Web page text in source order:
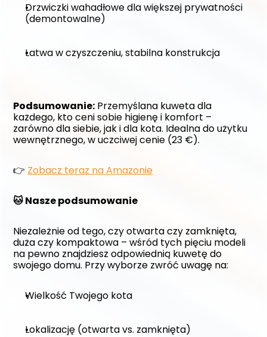
Drzwiczki wahadłowe dla większej prywatności
(demontowalne)
Łatwa w czyszczeniu, stabilna konstrukcja
Podsumowanie: Przemyślana kuweta dla
każdego, kto ceni sobie higienę i komfort –
zarówno dla siebie, jak i dla kota. Idealna do użytku
wewnętrznego, w uczciwej cenie (23 €).
👉 Zobacz teraz na Amazonie
🐱 Nasze podsumowanie
Niezależnie od tego, czy otwarta czy zamknięta,
duża czy kompaktowa – wśród tych pięciu modeli
na pewno znajdziesz odpowiednią kuwetę do
swojego domu. Przy wyborze zwróć uwagę na:
Wielkość Twojego kota
Lokalizację (otwarta vs. zamknięta)